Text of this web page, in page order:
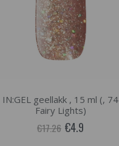
IN:GEL geellakk , 15 ml (, 74
Fairy Lights)
€17.26 €4.9